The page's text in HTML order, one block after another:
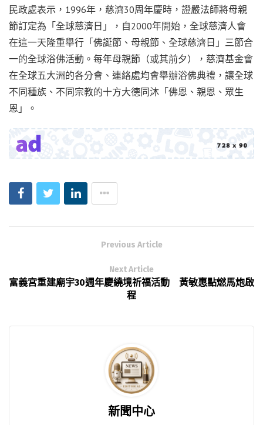
民政處表示，1996年，慈濟30周年慶時，證嚴法師將母親
節訂定為「全球慈濟日」，自2000年開始，全球慈濟人會
在這一天隆重舉行「佛誕節、母親節、全球慈濟日」三節合
一的全球浴佛活動。每年母親節（或其前夕），慈濟基金會
在全球五大洲的各分會、連絡處均會舉辦浴佛典禮，讓全球
不同種族、不同宗教的十方大德同沐「佛恩、親恩、眾生
恩」。
Previous Article
Next Article
富義宮重建廟宇30週年慶繞境祈福活動 黃敏惠點燃馬炮啟
程
新聞中心